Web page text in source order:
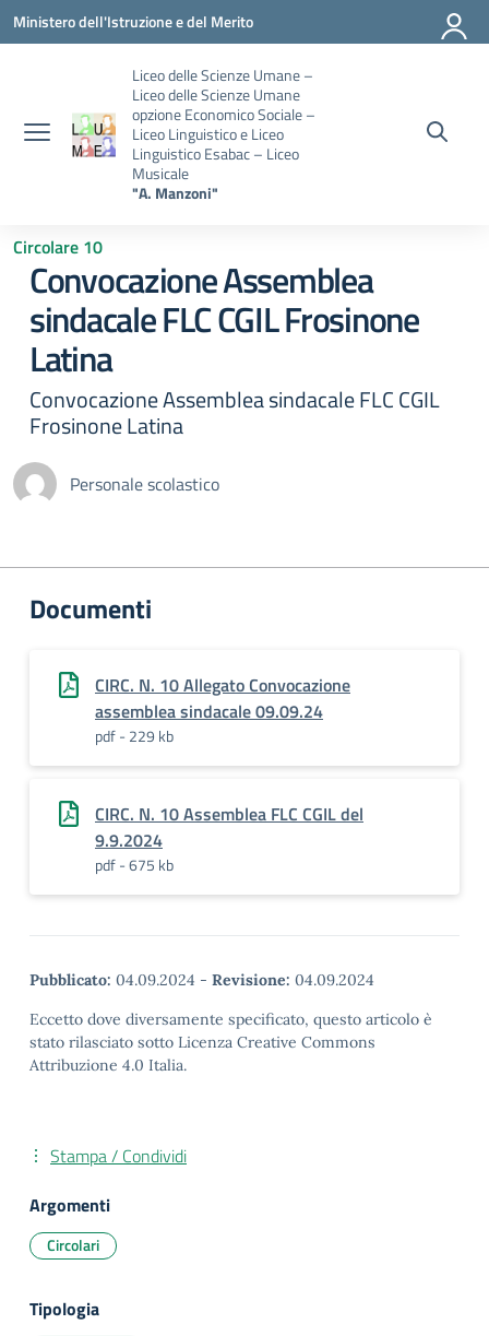
Vai ai contenuti
Vai al menu di navigazione
Vai al footer
Ministero dell'Istruzione e del Merito
Liceo delle Scienze Umane –
Liceo delle Scienze Umane
opzione Economico Sociale –
Liceo Linguistico e Liceo
Linguistico Esabac – Liceo
Musicale
"A. Manzoni"
Circolare 10
Convocazione Assemblea
sindacale FLC CGIL Frosinone
Latina
Convocazione Assemblea sindacale FLC CGIL
Frosinone Latina
Personale scolastico
Documenti
CIRC. N. 10 Allegato Convocazione
assemblea sindacale 09.09.24
pdf - 229 kb
CIRC. N. 10 Assemblea FLC CGIL del
9.9.2024
pdf - 675 kb
Pubblicato: 04.09.2024 - Revisione: 04.09.2024
Eccetto dove diversamente specificato, questo articolo è
stato rilasciato sotto Licenza Creative Commons
Attribuzione 4.0 Italia.
Stampa / Condividi
Argomenti
Circolari
Tipologia